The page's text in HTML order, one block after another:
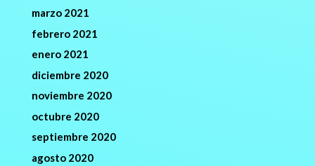
marzo 2021
febrero 2021
enero 2021
diciembre 2020
noviembre 2020
octubre 2020
septiembre 2020
agosto 2020